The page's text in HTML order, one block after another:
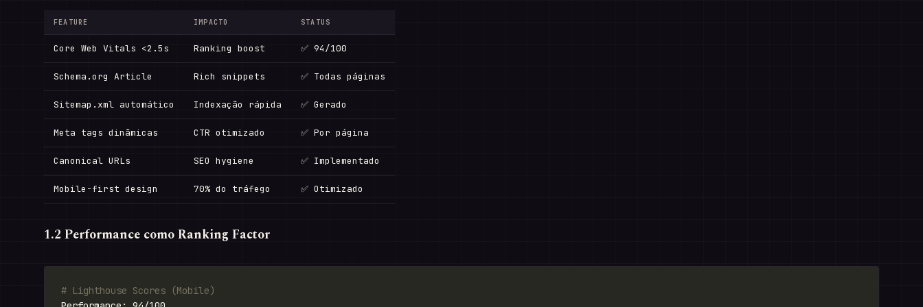
FEATURE IMPACTO STATUS
Core Web Vitals <2.5s Ranking boost ✅ 94/100
Schema.org Article Rich snippets ✅ Todas páginas
Sitemap.xml automático Indexação rápida ✅ Gerado
Meta tags dinâmicas CTR otimizado ✅ Por página
Canonical URLs SEO hygiene ✅ Implementado
Mobile-first design 70% do tráfego ✅ Otimizado
1.2 Performance como Ranking Factor
# Lighthouse Scores (Mobile)